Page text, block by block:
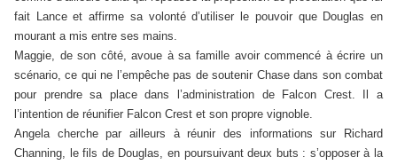
fait Lance et affirme sa volonté d’utiliser le pouvoir que Douglas en
mourant a mis entre ses mains.
Maggie, de son côté, avoue à sa famille avoir commencé à écrire un
scénario, ce qui ne l’empêche pas de soutenir Chase dans son combat
pour prendre sa place dans l’administration de Falcon Crest. Il a
l’intention de réunifier Falcon Crest et son propre vignoble.
Angela cherche par ailleurs à réunir des informations sur Richard
Channing, le fils de Douglas, en poursuivant deux buts : s’opposer à la